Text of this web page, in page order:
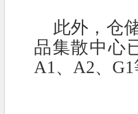
此外，仓
品集散中心
A1、A2、